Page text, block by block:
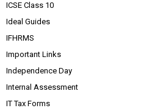
ICSE Class 10
Ideal Guides
IFHRMS
Important Links
Independence Day
Internal Assessment
IT Tax Forms